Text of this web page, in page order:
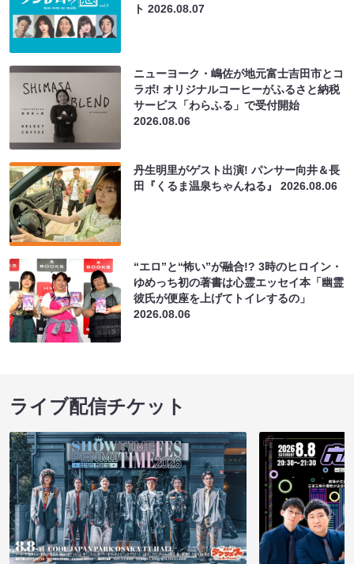
ト2026.08.07
ニューヨーク・嶋佐が地元富士吉田市とコ
ラボ! オリジナルコーヒーがふるさと納税
サービス「わらふる」で受付開始
2026.08.06
丹生明里がゲスト出演! パンサー向井＆長
田『くるま温泉ちゃんねる』2026.08.06
“エロ”と“怖い”が融合!? 3時のヒロイン・
ゆめっち初の著書は心霊エッセイ本「幽霊
彼氏が便座を上げてトイレするの」
2026.08.06
ライブ配信チケット